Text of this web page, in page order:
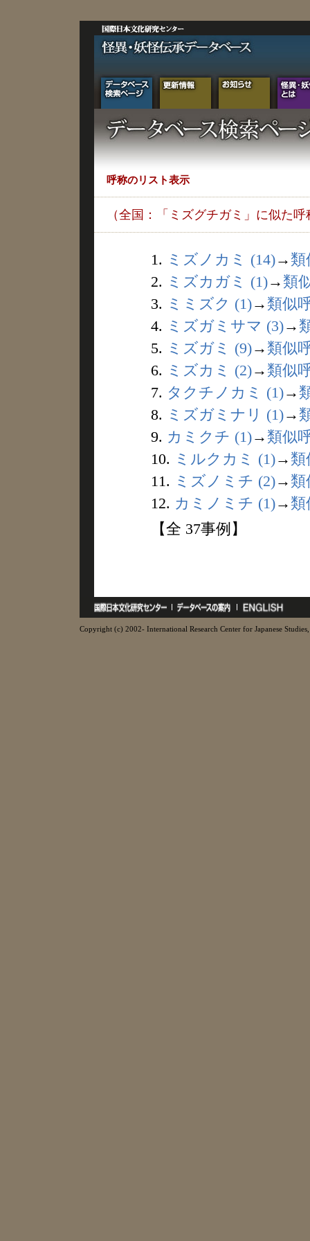
呼称のリスト表示
（全国：「ミズグチガミ」に似た呼
1. ミズノカミ (14)→ 類
2. ミズカガミ (1)→ 類
3. ミミズク (1)→ 類似
4. ミズガミサマ (3)→
5. ミズガミ (9)→ 類似
6. ミズカミ (2)→ 類似
7. タクチノカミ (1)→
8. ミズガミナリ (1)→
9. カミクチ (1)→ 類似
10. ミルクカミ (1)→ 類
11. ミズノミチ (2)→ 類
12. カミノミチ (1)→ 類
【全 37事例】
Copyright (c) 2002- International Research Center for Japanese